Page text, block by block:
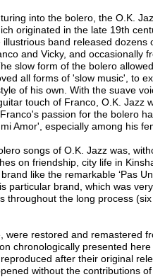
into the bolero, the O.K.
originated in the late 19th
band released dozens
and Vicky, and occasionally
slow form of the bolero
all forms of 'slow music', to
of his own. With the suave
touch of Franco, O.K. Jazz
passion for the bolero
Amor', especially among his
songs of O.K. Jazz was,
on friendship, city life in
like the remarkable ‘Pas
particular brand, which was
throughout the long process
were restored and remastered
chronologically presented
after their original
without the contributions